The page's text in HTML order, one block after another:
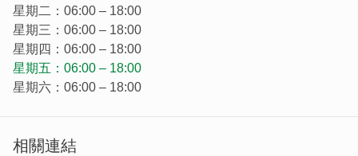
餐
W民宿的"W"是取自金門的身分證開頭，民宿地處金門中
心，尚義機場、中山林國家公園、家樂福...等，就在附近，
不論是採買或是到哪邊遊玩都相當方便。
星期二：06:00 – 18:00
星期三：06:00 – 18:00
星期四：06:00 – 18:00
星期五：06:00 – 18:00
星期六：06:00 – 18:00
相關連結